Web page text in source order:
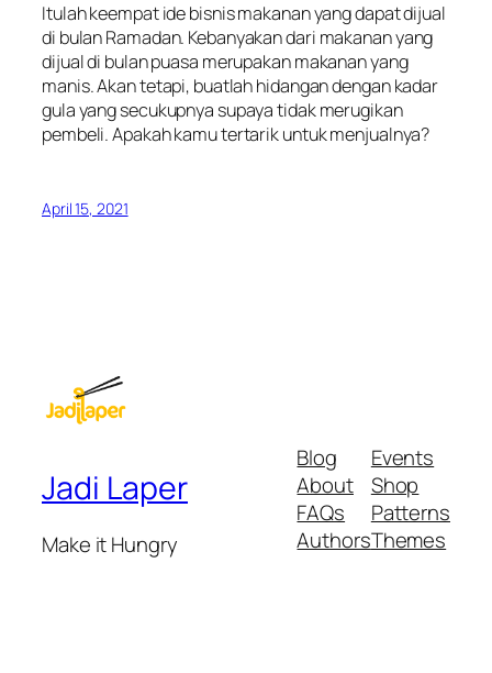
Itulah keempat ide bisnis makanan yang dapat dijual
di bulan Ramadan. Kebanyakan dari makanan yang
dijual di bulan puasa merupakan makanan yang
manis. Akan tetapi, buatlah hidangan dengan kadar
gula yang secukupnya supaya tidak merugikan
pembeli. Apakah kamu tertarik untuk menjualnya?
April 15, 2021
Jadi Laper
Make it Hungry
Blog
About
FAQs
Authors
Events
Shop
Patterns
Themes